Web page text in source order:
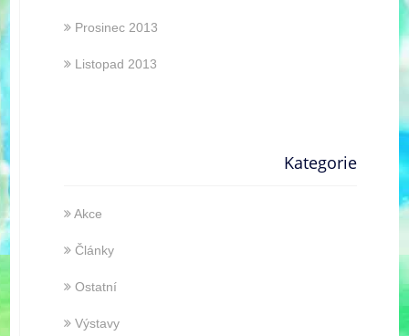
Prosinec 2013
Listopad 2013
Kategorie
Akce
Články
Ostatní
Výstavy